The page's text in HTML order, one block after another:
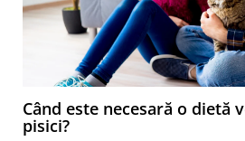
Când este necesară o dietă
pisici?